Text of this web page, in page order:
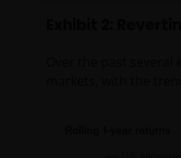
Exhibit 2:
markets, with the